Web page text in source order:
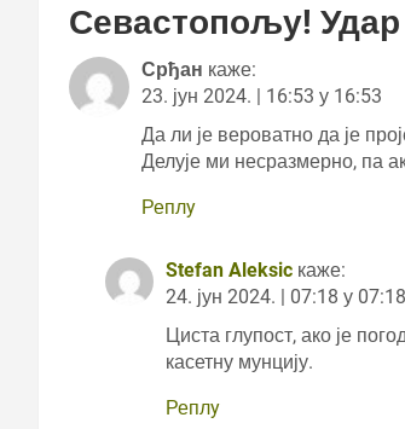
Севастопољу!
Срђан каже:
23. јун 2024. | 16:53 у 16:53
Да ли је вероватно да је
Делује ми несразмерно, па
Реплy
Stefan Aleksic каже:
24. јун 2024. | 07:18 у 07:18
Циста глупост, ако је
касетну мунцију.
Реплy